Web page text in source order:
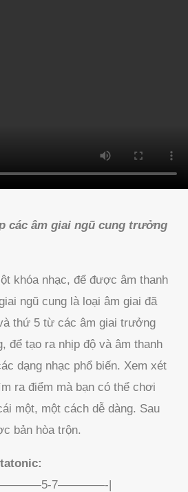
các âm giai ngũ cung trưởng
khóa nhạc, để được âm thanh
ngũ cung là loại âm giai đã
thứ 5 từ các âm giai trưởng
để tạo ra nhịp độ và âm thanh
dạng nhạc phổ biến. Xem xét
ra điểm mà bạn có thể chơi
một, một cách dễ dàng. Sau
bản hòa trộn.
7————-|